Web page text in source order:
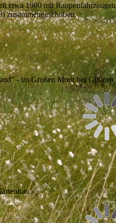
etwa 1980 mit
zusammengeschoben.
- im Großen Moor bei Gifhorn